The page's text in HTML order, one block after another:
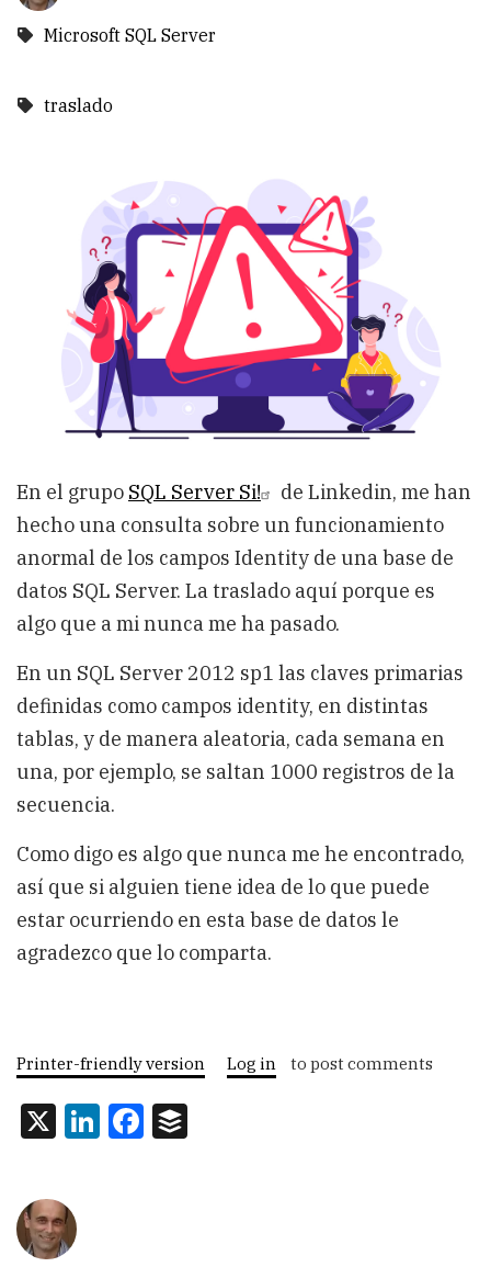
Microsoft SQL Server
traslado
En el grupo SQL Server Si!
de Linkedin, me han
hecho una consulta sobre un funcionamiento
anormal de los campos Identity de una base de
datos SQL Server. La traslado aquí porque es
algo que a mi nunca me ha pasado.
En un SQL Server 2012 sp1 las claves primarias
definidas como campos identity, en distintas
tablas, y de manera aleatoria, cada semana en
una, por ejemplo, se saltan 1000 registros de la
secuencia.
Como digo es algo que nunca me he encontrado,
así que si alguien tiene idea de lo que puede
estar ocurriendo en esta base de datos le
agradezco que lo comparta.
Printer-friendly version Log in to post comments
X LinkedIn
Facebook